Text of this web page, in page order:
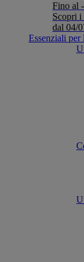
Fino al
Scopri i
dal 04/
Essenziali per